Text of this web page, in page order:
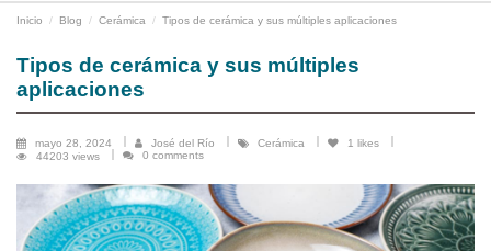
Inicio Blog Cerámica Tipos de cerámica y sus múltiples aplicaciones
Tipos de cerámica y sus múltiples
aplicaciones
mayo 28, 2024 José del Río Cerámica 1 likes
44203 views
0 comments